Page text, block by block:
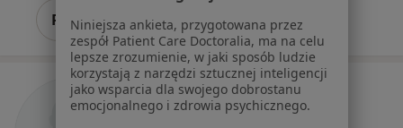
Poproś o wizytę
Niniejsza ankieta, przygotowana przez
zespół Patient Care Doctoralia, ma na celu
lepsze zrozumienie, w jaki sposób ludzie
korzystają z narzędzi sztucznej inteligencji
jako wsparcia dla swojego dobrostanu
emocjonalnego i zdrowia psychicznego.